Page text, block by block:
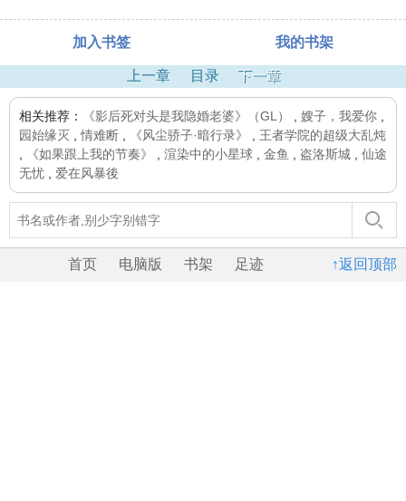
加入书签 我的书架
上一章 目录 下一章
相关推荐： 《影后死对头是我隐婚老婆》（GL） 嫂子，我爱你
园始缘灭 ,情难断 《风尘骄子·暗行录》
王者学院的超级大乱炖
《如果跟上我的节奏》 渲染中的小星球 金鱼 盗洛斯城
仙途
无忧
爱在风暴後
↑返回顶部
首页 电脑版 书架 足迹